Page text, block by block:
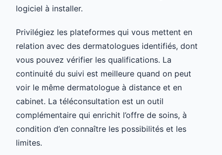
logiciel à installer.
Privilégiez les plateformes qui vous mettent en
relation avec des dermatologues identifiés, dont
vous pouvez vérifier les qualifications. La
continuité du suivi est meilleure quand on peut
voir le même dermatologue à distance et en
cabinet. La téléconsultation est un outil
complémentaire qui enrichit l’offre de soins, à
condition d’en connaître les possibilités et les
limites.